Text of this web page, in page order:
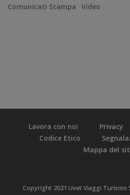
Comunicati Stampa Video
Lavora con noi Privacy
Codice Etico
Mappa del
Copyright 2021 Uvet Viaggi Turismo